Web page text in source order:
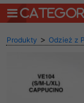
Produkty > Odzież z